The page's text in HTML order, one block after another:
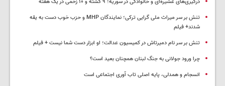
درگیری‌های عشیره‌ای و خانوادگی در سوریه؛ ۹ کشته و ۱۰ زخمی در یک هفته
تنش بر سر میراث ملی گرایی ترکی؛ نمایندگان MHP و حزب خوب دست به یقه
شدند+ فیلم
تنش بر سر نام دمیرتاش در کمیسیون عدالت؛ او ابزار دست شما نیست + فیلم
چرا ورود جولانی به جنگ لبنان همچنان بعید است؟
انسجام و همدلی، پایه اصلی تاب آوری اجتماعی است